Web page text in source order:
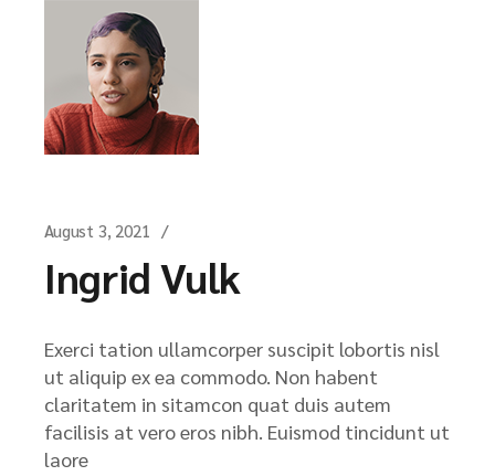
August 3, 2021
Ingrid Vulk
Exerci tation ullamcorper suscipit lobortis nisl
ut aliquip ex ea commodo. Non habent
claritatem in sitamcon quat duis autem
facilisis at vero eros nibh. Euismod tincidunt ut
laore